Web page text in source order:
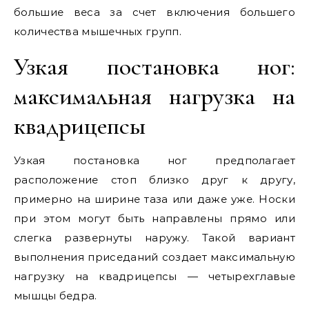
большие веса за счет включения большего
количества мышечных групп.
Узкая постановка ног:
максимальная нагрузка на
квадрицепсы
Узкая постановка ног предполагает
расположение стоп близко друг к другу,
примерно на ширине таза или даже уже. Носки
при этом могут быть направлены прямо или
слегка развернуты наружу. Такой вариант
выполнения приседаний создает максимальную
нагрузку на квадрицепсы — четырехглавые
мышцы бедра.